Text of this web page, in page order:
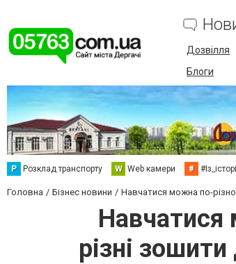
Дозвілля
Блоги
Р Розклад транспорту W Web камери #
Головна Бізнес новини Навчатися можна по-
Навчатися
різні